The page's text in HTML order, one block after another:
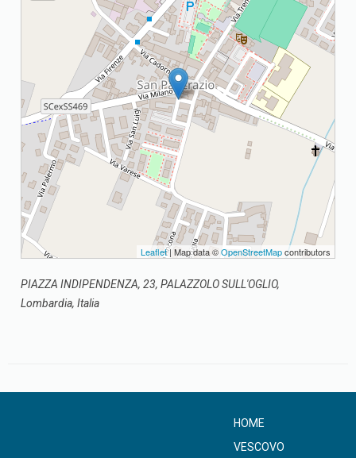
Leaflet| Map data ©OpenStreetMapcontributors
PIAZZA INDIPENDENZA, 23, PALAZZOLO SULL'OGLIO,
Lombardia, Italia
HOME
VESCOVO